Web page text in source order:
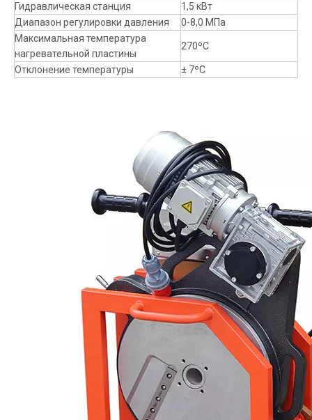
Гидравлическая станция
1,5 кВт
Диапазон регулировки давления
0-8,0 МПа
Максимальная температура
нагревательной пластины
270ºC
Отклонение температуры ± 7ºC